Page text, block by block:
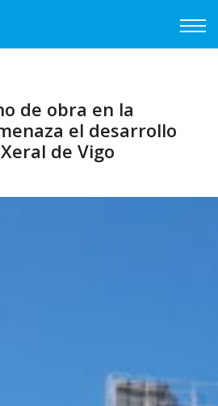
de obra en la
el desarrollo
de Vigo